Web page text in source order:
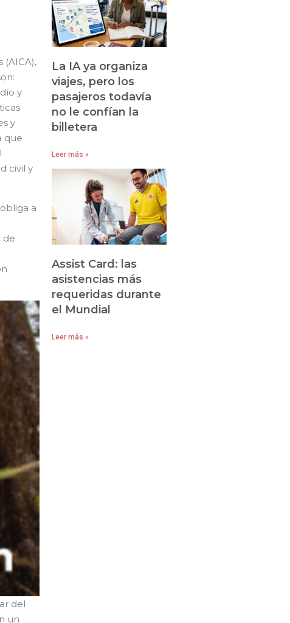
(AICA),
y
y
que
civil y
a
de
del
un
La IA ya organiza
viajes, pero los
pasajeros todavía
no le confían la
billetera
Leer más »
Assist Card: las
asistencias más
requeridas durante
el Mundial
Leer más »